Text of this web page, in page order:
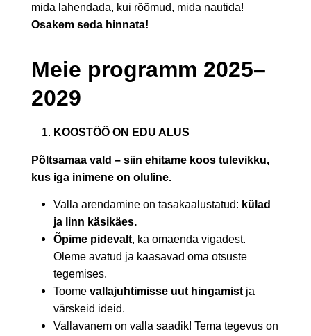
mida lahendada, kui rõõmud, mida nautida!
Osakem seda hinnata!
Meie programm 2025–
2029
KOOSTÖÖ ON EDU ALUS
Põltsamaa vald – siin ehitame koos tulevikku,
kus iga inimene on oluline.
Valla arendamine on tasakaalustatud: külad
ja linn käsikäes.
Õpime pidevalt, ka omaenda vigadest.
Oleme avatud ja kaasavad oma otsuste
tegemises.
Toomevallajuhtimisse uut hingamist ja
värskeid ideid.
Vallavanem on valla saadik! Tema tegevus on